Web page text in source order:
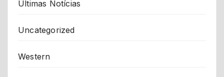
Últimas Notícias
Uncategorized
Western